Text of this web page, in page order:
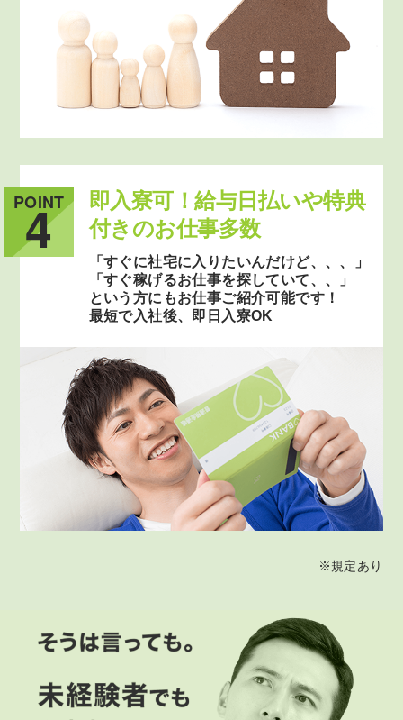
POINT
4
即入寮可！給与日払いや特典
付きのお仕事多数
「すぐに社宅に入りたいんだけど、、、」
「すぐ稼げるお仕事を探していて、、」
という方にもお仕事ご紹介可能です！
最短で入社後、即日入寮OK
※規定あり